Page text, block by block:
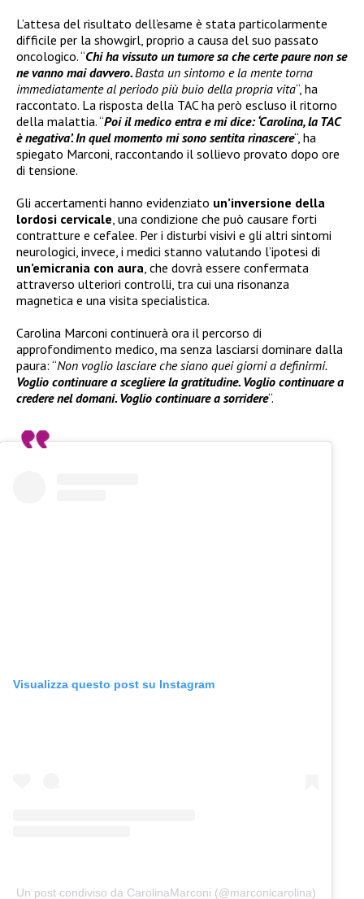
L’attesa del risultato dell’esame è stata particolarmente
difficile per la showgirl, proprio a causa del suo passato
oncologico. “Chi ha vissuto un tumore sa che certe paure non se
ne vanno mai davvero. Basta un sintomo e la mente torna
immediatamente al periodo più buio della propria vita“, ha
raccontato. La risposta della TAC ha però escluso il ritorno
della malattia. “Poi il medico entra e mi dice: ‘Carolina, la TAC
è negativa’. In quel momento mi sono sentita rinascere“, ha
spiegato Marconi, raccontando il sollievo provato dopo ore
di tensione.
Gli accertamenti hanno evidenziato un’inversione della
lordosi cervicale , una condizione che può causare forti
contratture e cefalee. Per i disturbi visivi e gli altri sintomi
neurologici, invece, i medici stanno valutando l’ipotesi di
un’emicrania con aura , che dovrà essere confermata
attraverso ulteriori controlli, tra cui una risonanza
magnetica e una visita specialistica.
Carolina Marconi continuerà ora il percorso di
approfondimento medico, ma senza lasciarsi dominare dalla
paura: “Non voglio lasciare che siano quei giorni a definirmi.
Voglio continuare a scegliere la gratitudine. Voglio continuare a
credere nel domani. Voglio continuare a sorridere“.
Visualizza questo post su Instagram
Un post condiviso da CarolinaMarconi (@marconicarolina)